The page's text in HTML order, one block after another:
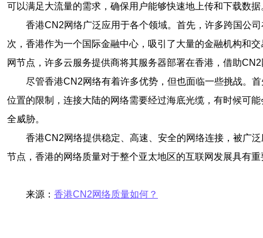
可以满足大流量的需求，确保用户能够快速地上传和下载数
香港CN2网络广泛应用于各个领域。首先，许多跨国公
次，香港作为一个国际金融中心，吸引了大量的金融机构和
网节点，许多云服务提供商将其服务器部署在香港，借助
尽管香港CN2网络有着许多优势，但也面临一些挑战。
位置的限制，连接大陆的网络需要经过海底光缆，有时候可
全威胁。
香港CN2网络提供稳定、高速、安全的网络连接，被广
节点，香港的网络质量对于整个亚太地区的互联网发展具有
来源： 香港CN2网络质量如何？